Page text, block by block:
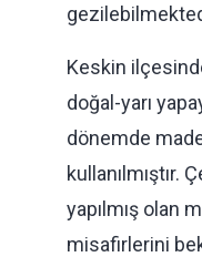
Keskin
doğal-yarı
dönemde
kullanılmıştır.
yapılmış olan
misafirlerini